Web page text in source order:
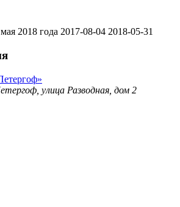
2018 года 2017-08-04 2018-05-31
улица Разводная, дом 2